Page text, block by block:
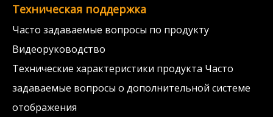
Техническая поддержка
Часто задаваемые вопросы по продукту
Видеоруководство
Технические характеристики продукта Часто
задаваемые вопросы о дополнительной системе
отображения